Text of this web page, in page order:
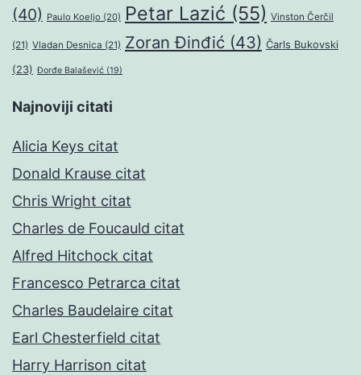
(40) Paulo Koeljo (20) Petar Lazić (55) Vinston Čerčil
(21) Vladan Desnica (21) Zoran Đinđić (43) Čarls Bukovski
(23) Đorđe Balašević (19)
Najnoviji citati
Alicia Keys citat
Donald Krause citat
Chris Wright citat
Charles de Foucauld citat
Alfred Hitchock citat
Francesco Petrarca citat
Charles Baudelaire citat
Earl Chesterfield citat
Harry Harrison citat